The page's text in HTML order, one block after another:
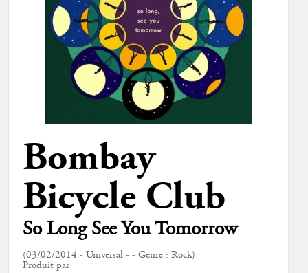
Bombay
Bicycle Club
So Long See You Tomorrow
(03/02/2014 - Universal - - Genre : Rock)
Produit par